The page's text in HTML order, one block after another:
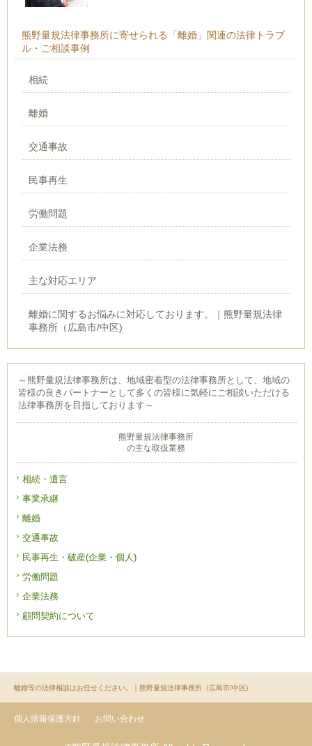
～熊野量規法律事務所は、地域密着型の法律事務所として、地域の
皆様の良きパートナーとして多くの皆様に気軽にご相談いただける
法律事務所を目指しております～
熊野量規法律事務所
の主な取扱業務
相続・遺言
事業承継
離婚
交通事故
民事再生・破産(企業・個人)
労働問題
企業法務
顧問契約について
熊野量規法律事務所に寄せられる「離婚」関連の法律トラブ
ル・ご相談事例
相続
離婚
交通事故
民事再生
労働問題
企業法務
主な対応エリア
離婚に関するお悩みに対応しております。｜熊野量規法律
事務所（広島市/中区)
離婚等の法律相談はお任せください。｜熊野量規法律事務所（広島市/中区)
個人情報保護方針 お問い合わせ